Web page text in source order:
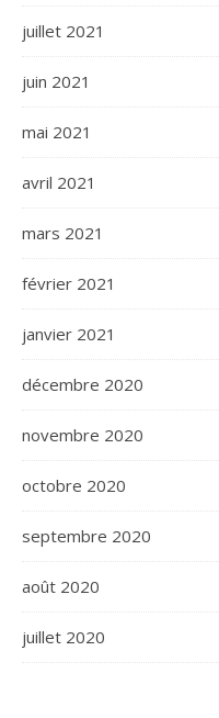
juillet 2021
juin 2021
mai 2021
avril 2021
mars 2021
février 2021
janvier 2021
décembre 2020
novembre 2020
octobre 2020
septembre 2020
août 2020
juillet 2020